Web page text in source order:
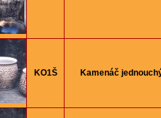
KO1Š Kamenáč